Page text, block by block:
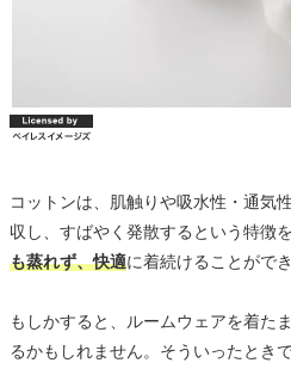
コットンは、肌触りや吸水性・通気
収し、すばやく発散するという特徴
も蒸れず、快適に着続けることができ
もしかすると、ルームウェアを着た
るかもしれません。そういったとき